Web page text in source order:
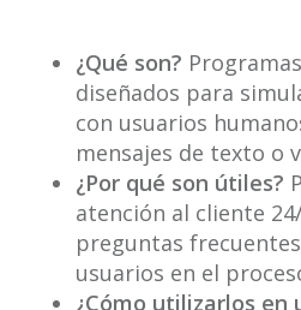
¿Qué son?
diseñados para
con usuarios
mensajes de texto o
¿Por qué son útiles?
atención al cliente
preguntas
usuarios en el
¿Cómo utilizarlos en